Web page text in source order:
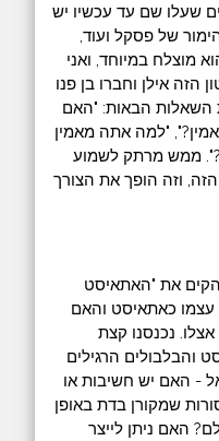
שעלו שם עד עכשיו יש
של פסקל ועוד,
מוצלח במיוחד, ואני
אילן וחברו בן פנו
השאלות הבאות: "האם
"למה אתה מאמין
ממש מרתק לשמוע
וזה הופך את הצורך
את "האתאיסט
עצמו כאתאיסט והאם
נכנסנו קצת
והבלבולים הרגילים
- האם יש חשיבות או
שמקורן בדת באופן
האם ניתן לייצר